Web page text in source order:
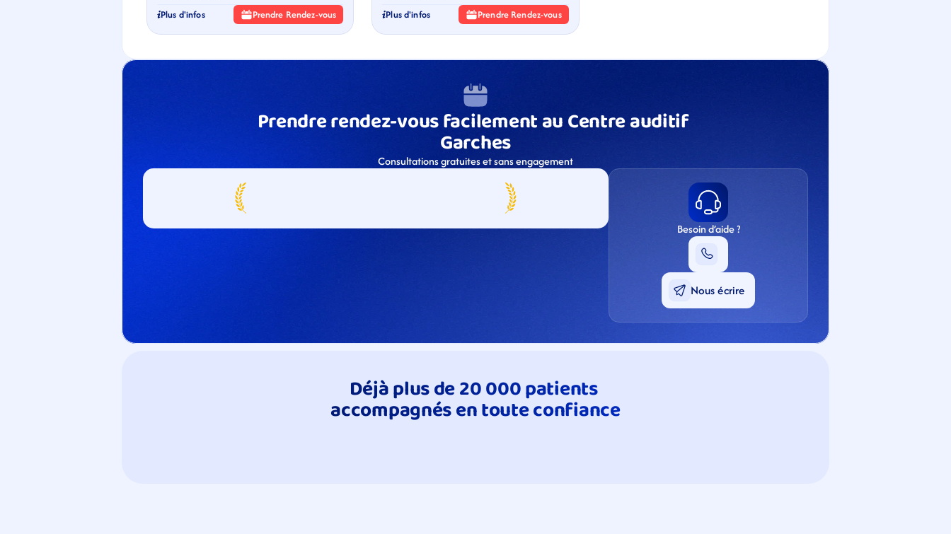
Plus d'infos Prendre Rendez-vous Plus d'infos Prendre Rendez-vous
Prendre rendez-vous facilement au Centre auditif
Garches
Consultations gratuites et sans engagement
Besoin d’aide ?
Nous écrire
Déjà plus de 20 000 patients
accompagnés en toute confiance